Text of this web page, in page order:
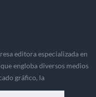
editora especializada en
engloba diversos medios
gráfico, la